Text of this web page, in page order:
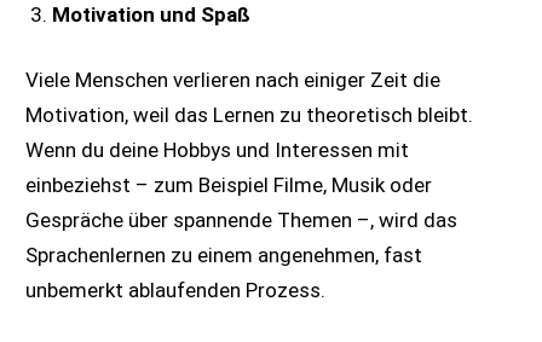
Motivation und Spaß
Viele Menschen verlieren nach einiger Zeit die
Motivation, weil das Lernen zu theoretisch bleibt.
Wenn du deine Hobbys und Interessen mit
einbeziehst – zum Beispiel Filme, Musik oder
Gespräche über spannende Themen –, wird das
Sprachenlernen zu einem angenehmen, fast
unbemerkt ablaufenden Prozess.